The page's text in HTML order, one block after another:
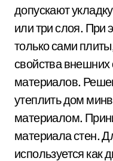
допускают
или три слоя. При
только сами
свойства
материалов.
утеплить дом
материалом.
материала стен.
используется как